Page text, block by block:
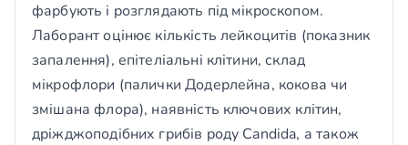
фарбують і розглядають під мікроскопом.
Лаборант оцінює кількість лейкоцитів (показник
запалення), епітеліальні клітини, склад
мікрофлори (палички Додерлейна, кокова чи
змішана флора), наявність ключових клітин,
дріжджоподібних грибів роду Candida, а також